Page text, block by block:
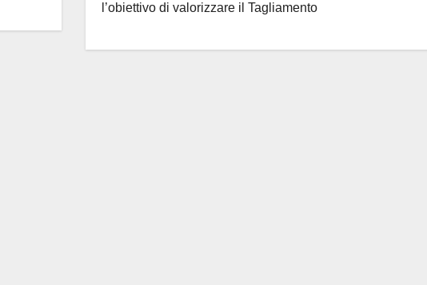
l’obiettivo di valorizzare il Tagliamento